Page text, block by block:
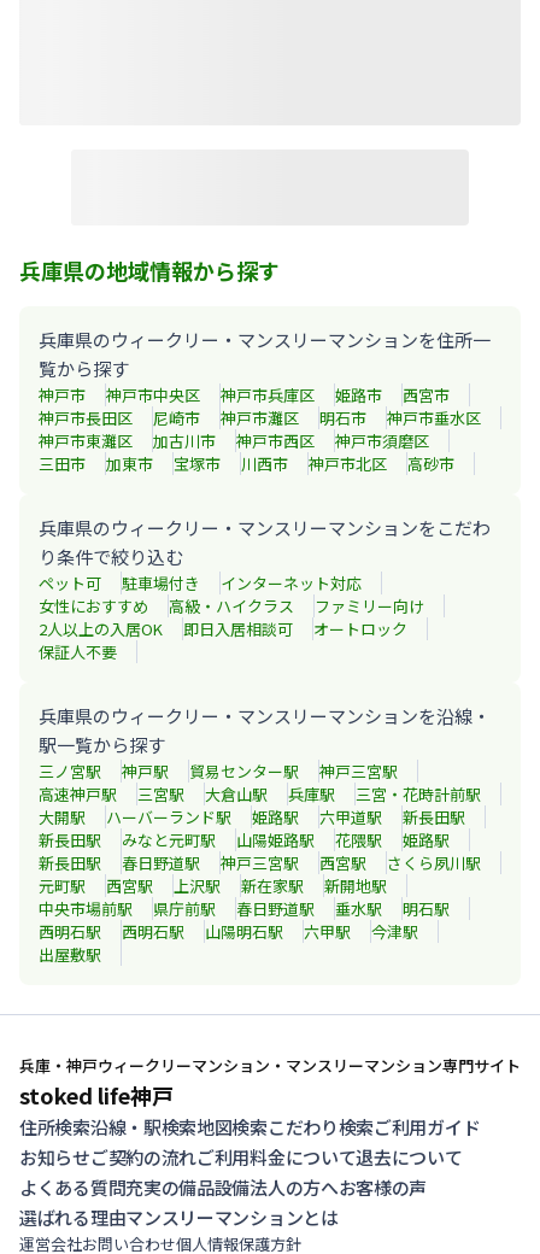
兵庫県の地域情報から探す
兵庫県のウィークリー・マンスリーマンションを住所一
覧から探す
神戸市 神戸市中央区 神戸市兵庫区 姫路市
西宮市
神戸市長田区
尼崎市 神戸市灘区 明石市
神戸市垂水区
神戸市東灘区
加古川市 神戸市西区
神戸市須磨区
三田市
加東市 宝塚市 川西市 神戸市北区 高砂市
兵庫県のウィークリー・マンスリーマンションをこだわ
り条件で絞り込む
ペット可 駐車場付き
インターネット対応
女性におすすめ
高級・ハイクラス
ファミリー向け
2人以上の入居OK
即日入居相談可
オートロック
保証人不要
兵庫県のウィークリー・マンスリーマンションを沿線・
駅一覧から探す
三ノ宮駅 神戸駅 貿易センター駅 神戸三宮駅
高速神戸駅 三宮駅 大倉山駅 兵庫駅 三宮・花時計前駅
大開駅 ハーバーランド駅 姫路駅 六甲道駅 新長田駅
新長田駅 みなと元町駅 山陽姫路駅 花隈駅 姫路駅
新長田駅 春日野道駅 神戸三宮駅 西宮駅 さくら夙川駅
元町駅 西宮駅 上沢駅 新在家駅 新開地駅
中央市場前駅 県庁前駅 春日野道駅 垂水駅 明石駅
西明石駅 西明石駅 山陽明石駅 六甲駅 今津駅
出屋敷駅
兵庫・神戸ウィークリーマンション・マンスリーマンション専門サイト
stoked life神戸
住所検索沿線・駅検索地図検索こだわり検索ご利用ガイド
お知らせご契約の流れご利用料金について退去について
よくある質問充実の備品設備法人の方へお客様の声
選ばれる理由マンスリーマンションとは
運営会社お問い合わせ個人情報保護方針